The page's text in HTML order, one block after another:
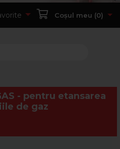
Coșul meu (0)
- pentru etansarea
de gaz